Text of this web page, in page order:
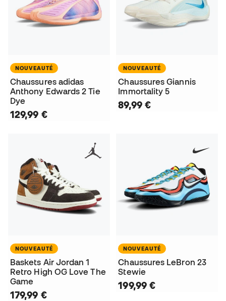
NOUVEAUTÉ
Chaussures adidas
Anthony Edwards 2 Tie
Dye
129,99 €
NOUVEAUTÉ
Chaussures Giannis
Immortality 5
89,99 €
NOUVEAUTÉ
Baskets Air Jordan 1
Retro High OG Love The
Game
179,99 €
NOUVEAUTÉ
Chaussures LeBron 23
Stewie
199,99 €